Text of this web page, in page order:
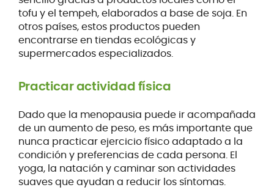
tofu y el tempeh, elaborados a base de soja. En
otros países, estos productos pueden
encontrarse en tiendas ecológicas y
supermercados especializados.
Practicar actividad física
Dado que la menopausia puede ir acompañada
de un aumento de peso, es más importante que
nunca practicar ejercicio físico adaptado a la
condición y preferencias de cada persona. El
yoga, la natación y caminar son actividades
suaves que ayudan a reducir los síntomas.